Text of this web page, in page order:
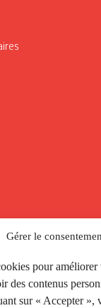
Gérer le
pour améliorer
des contenus
sur « Accepter »,
de vente
Côté Courrier